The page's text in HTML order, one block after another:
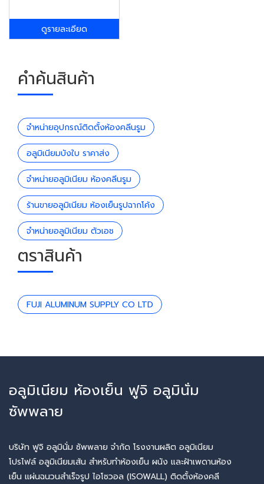
ดูรายละเอียด
คำค้นสินค้า
จำหน่ายอุปกรณ์ติดตั้งห้องคลีนรูม
อลูมิเนียมบังใบ ราคาส่ง
จำหน่ายอลูมิเนียม ห้องคลีนรูม
ร้านขายอลูมิเนียม ห้องเย็นรูปฉากโค้ง
จำหน่ายอลูมิเนียม ตัวเอช
ตราสินค้า
FUJI ALUMINUM SUPPLY CO LTD
อลูมิเนียม ห้องเย็น ฟูจิ อลูมินั่ม
ซัพพลาย
บริษัท ฟูจิ อลูมินั่ม ซัพพลาย จำกัด โรงงานผลิต อลูมิเนียม
โปรไฟล์ อลูมิเนียมเส้น สำหรับทำห้องเย็น ผนัง และฝ้าเพดานห้อง
เย็น แผ่นฉนวนสำเร็จรูป ไอโซวอล (ISOWALL) ติดตั้งห้องคลี